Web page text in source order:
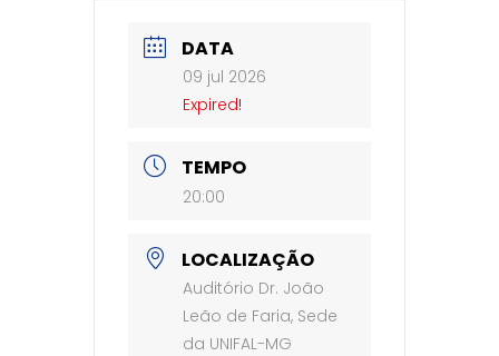
DATA
09 jul 2026
Expired!
TEMPO
20:00
LOCALIZAÇÃO
Auditório Dr. João
Leão de Faria, Sede
da UNIFAL-MG